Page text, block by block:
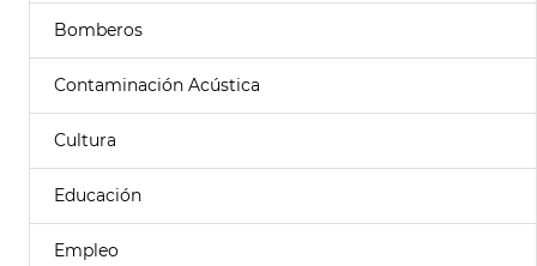
Bomberos
Contaminación Acústica
Cultura
Educación
Empleo